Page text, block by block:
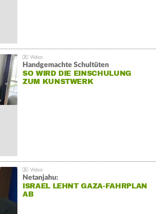
Handgemachte Schultüten
SO WIRD DIE EINSCHULUNG
ZUM KUNSTWERK
Netanjahu:
ISRAEL LEHNT GAZA-FAHRPLAN
AB